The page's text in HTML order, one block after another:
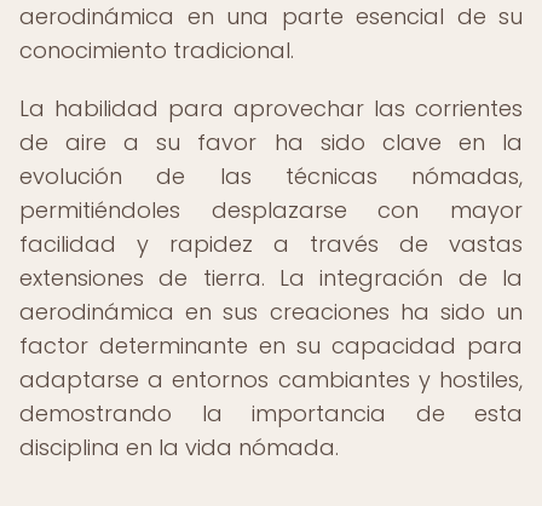
aerodinámica en una parte esencial de su
conocimiento tradicional.
La habilidad para aprovechar las corrientes
de aire a su favor ha sido clave en la
evolución de las técnicas nómadas,
permitiéndoles desplazarse con mayor
facilidad y rapidez a través de vastas
extensiones de tierra. La integración de la
aerodinámica en sus creaciones ha sido un
factor determinante en su capacidad para
adaptarse a entornos cambiantes y hostiles,
demostrando la importancia de esta
disciplina en la vida nómada.